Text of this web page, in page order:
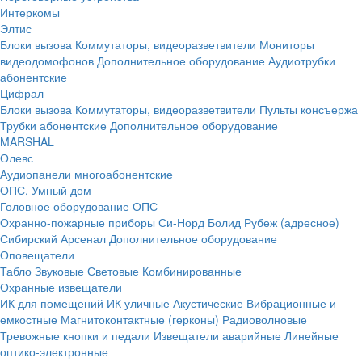
Интеркомы
Элтис
Блоки вызова Коммутаторы, видеоразветвители Мониторы
видеодомофонов Дополнительное оборудование Аудиотрубки
абонентские
Цифрал
Блоки вызова Коммутаторы, видеоразветвители Пульты консъержа
Трубки абонентские Дополнительное оборудование
MARSHAL
Олевс
Аудиопанели многоабонентские
ОПС, Умный дом
Головное оборудование ОПС
Охранно-пожарные приборы Си-Норд Болид Рубеж (адресное)
Сибирский Арсенал Дополнительное оборудование
Оповещатели
Табло Звуковые Световые Комбинированные
Охранные извещатели
ИК для помещений ИК уличные Акустические Вибрационные и
емкостные Магнитоконтактные (герконы) Радиоволновые
Тревожные кнопки и педали Извещатели аварийные Линейные
оптико-электронные